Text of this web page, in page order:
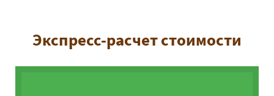
Экспресс-расчет стоимости